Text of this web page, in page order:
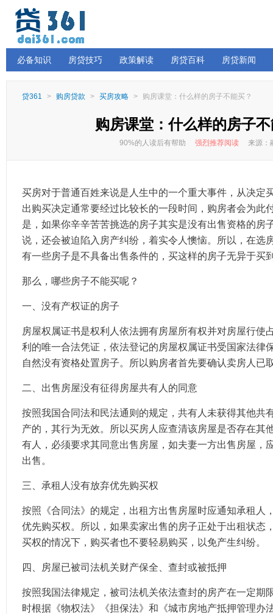
必备知识 房贷技巧 政策解读 房贷百科 房贷新闻
贷361 > 购房贷款 > 买房攻略 > 购房课堂：什么样的房子不能买？
购房课堂：什么样的房子
90%的人读后有帮助 强烈推荐阅读 来源：
买房对于普通百姓来说是人生中的一个重大事件，从决定
出购买决定通常要经过比较长的一段时间，购房者会为此
是，如果你辛辛苦苦挑选的房子其实是没有出售资格的房
说，还会被迫陷入房产纠纷，着实令人懊恼。所以，在选
有一些房子是不具备出售条件的，买这样的房子无异于买
那么，哪些房子不能买呢？
一、没有产权证的房子
房屋权属证书是权利人依法拥有房屋所有权并对房屋行使
利的唯一合法凭证，依法登记的房屋权属证书受国家法律
自然没有资格处置房子。所以购房者首先要确认卖房人已
二、出售房屋没有征得房屋共有人的同意
按照我国合同法和民法通则的规定，共有人未获得其他共
产的，其行为无效。所以买房人应查清该房屋是否存在其
有人，必须要求其同意出售房屋，如夫妻一方出售房屋，
出售。
三、承租人没有放弃优先购买权
按照《合同法》的规定，出租方出售房屋时应通知承租人
优先购买权。所以，如果卖家出售的房子正处于出租状态
买权的情况下，购买者也不要轻易购买，以免产生纠纷。
四、房屋已被司法机关财产保全、查封或被抵押
按照我国法律规定，被司法机关依法查封的房产在一定期
时根据《物权法》《担保法》和《城市房地产抵押管理办